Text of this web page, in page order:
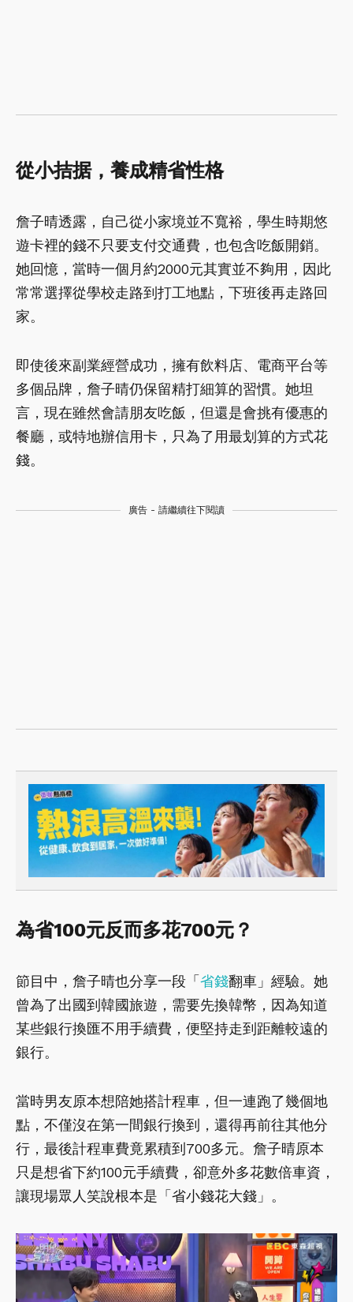
從小拮据，養成精省性格
詹子晴透露，自己從小家境並不寬裕，學生時期悠
遊卡裡的錢不只要支付交通費，也包含吃飯開銷。
她回憶，當時一個月約2000元其實並不夠用，因此
常常選擇從學校走路到打工地點，下班後再走路回
家。
即使後來副業經營成功，擁有飲料店、電商平台等
多個品牌，詹子晴仍保留精打細算的習慣。她坦
言，現在雖然會請朋友吃飯，但還是會挑有優惠的
餐廳，或特地辦信用卡，只為了用最划算的方式花
錢。
廣告 - 請繼續往下閱讀
為省100元反而多花700元？
節目中，詹子晴也分享一段「省錢翻車」經驗。她
曾為了出國到韓國旅遊，需要先換韓幣，因為知道
某些銀行換匯不用手續費，便堅持走到距離較遠的
銀行。
當時男友原本想陪她搭計程車，但一連跑了幾個地
點，不僅沒在第一間銀行換到，還得再前往其他分
行，最後計程車費竟累積到700多元。詹子晴原本
只是想省下約100元手續費，卻意外多花數倍車資，
讓現場眾人笑說根本是「省小錢花大錢」。